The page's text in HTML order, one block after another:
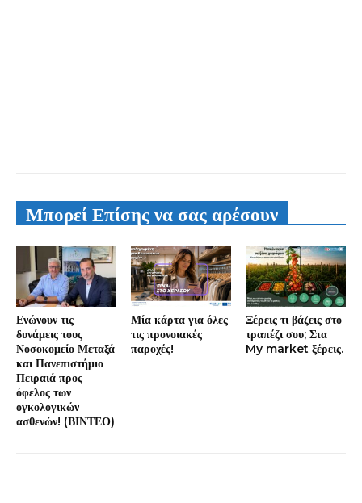
Μπορεί Επίσης να σας αρέσουν
Ενώνουν τις
δυνάμεις τους
Νοσοκομείο Μεταξά
και Πανεπιστήμιο
Πειραιά προς
όφελος των
ογκολογικών
ασθενών! (ΒΙΝΤΕΟ)
Μία κάρτα για όλες
τις προνοιακές
παροχές!
Ξέρεις τι βάζεις στο
τραπέζι σου; Στα
My market ξέρεις.